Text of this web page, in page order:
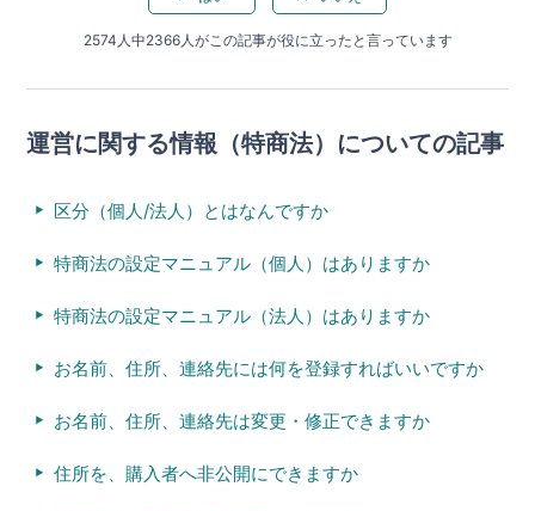
2574人中2366人がこの記事が役に立ったと言っています
運営に関する情報（特商法）についての記事
区分（個人/法人）とはなんですか
特商法の設定マニュアル（個人）はありますか
特商法の設定マニュアル（法人）はありますか
お名前、住所、連絡先には何を登録すればいいですか
お名前、住所、連絡先は変更・修正できますか
住所を、購入者へ非公開にできますか